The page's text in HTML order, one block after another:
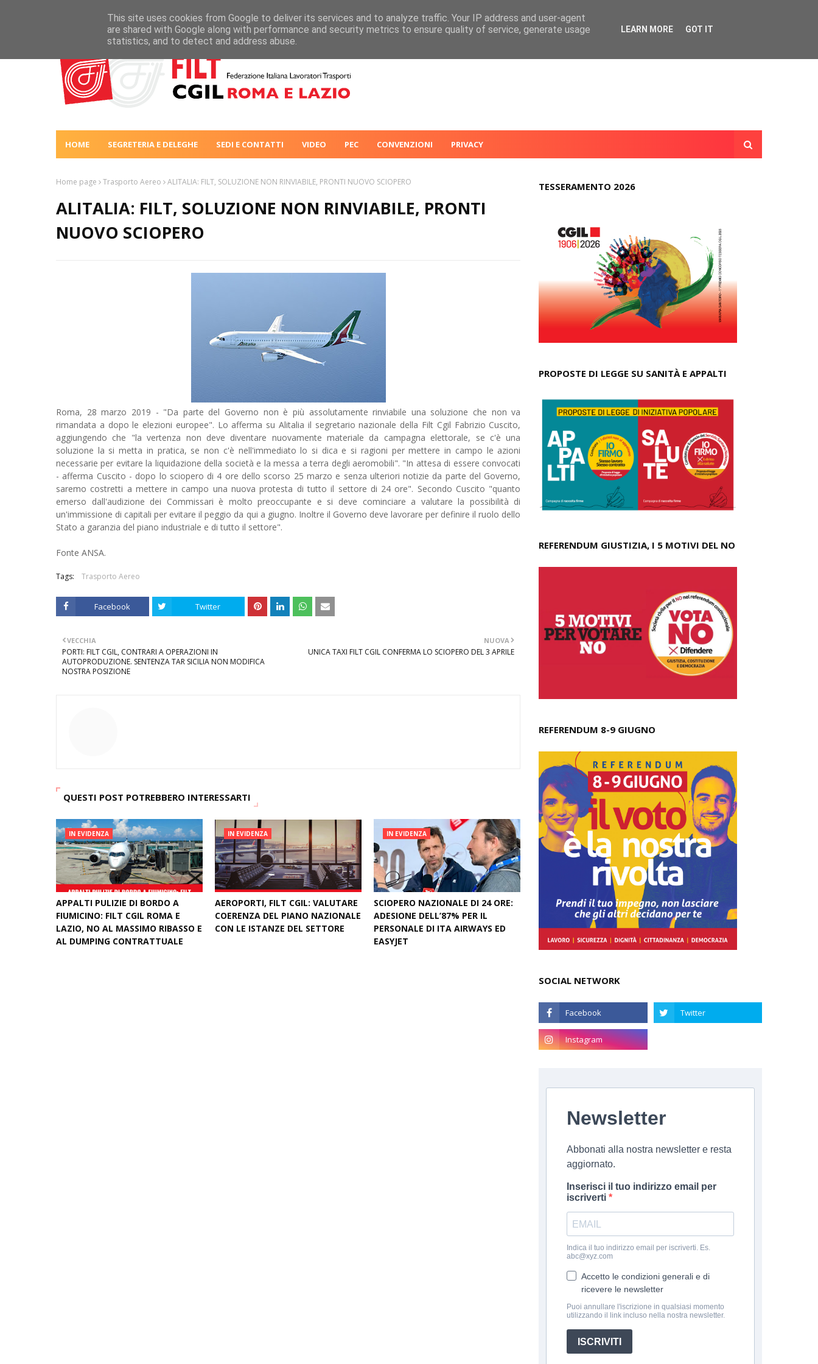
HOME SEGRETERIA E DELEGHE SEDI E CONTATTI VIDEO PEC CONVENZIONI PRIVACY
Home page Trasporto Aereo ALITALIA: FILT, SOLUZIONE NON RINVIABILE, PRONTI NUOVO SCIOPERO
ALITALIA: FILT, SOLUZIONE NON RINVIABILE, PRONTI
NUOVO SCIOPERO
Roma, 28 marzo 2019 - "Da parte del Governo non è più assolutamente rinviabile una soluzione che non va
rimandata a dopo le elezioni europee". Lo afferma su Alitalia il segretario nazionale della Filt Cgil Fabrizio Cuscito,
aggiungendo che "la vertenza non deve diventare nuovamente materiale da campagna elettorale, se c'è una
soluzione la si metta in pratica, se non c'è nell'immediato lo si dica e si ragioni per mettere in campo le azioni
necessarie per evitare la liquidazione della società e la messa a terra degli aeromobili". "In attesa di essere convocati
- afferma Cuscito - dopo lo sciopero di 4 ore dello scorso 25 marzo e senza ulteriori notizie da parte del Governo,
saremo costretti a mettere in campo una nuova protesta di tutto il settore di 24 ore". Secondo Cuscito "quanto
emerso dall'audizione dei Commissari è molto preoccupante e si deve cominciare a valutare la possibilità di
un'immissione di capitali per evitare il peggio da qui a giugno. Inoltre il Governo deve lavorare per definire il ruolo dello
Stato a garanzia del piano industriale e di tutto il settore".
Fonte ANSA.
Tags: Trasporto Aereo
Facebook Twitter
NUOVA
UNICA TAXI FILT CGIL CONFERMA LO SCIOPERO DEL 3 APRILE
VECCHIA
PORTI: FILT CGIL, CONTRARI A OPERAZIONI IN
AUTOPRODUZIONE. SENTENZA TAR SICILIA NON MODIFICA
NOSTRA POSIZIONE
QUESTI POST POTREBBERO INTERESSARTI
IN EVIDENZA
APPALTI PULIZIE DI BORDO A
FIUMICINO: FILT CGIL ROMA E
LAZIO, NO AL MASSIMO RIBASSO E
AL DUMPING CONTRATTUALE
IN EVIDENZA
AEROPORTI, FILT CGIL: VALUTARE
COERENZA DEL PIANO NAZIONALE
CON LE ISTANZE DEL SETTORE
IN EVIDENZA
SCIOPERO NAZIONALE DI 24 ORE:
ADESIONE DELL’87% PER IL
PERSONALE DI ITA AIRWAYS ED
EASYJET
TESSERAMENTO 2026
PROPOSTE DI LEGGE SU SANITÀ E APPALTI
REFERENDUM GIUSTIZIA, I 5 MOTIVI DEL NO
REFERENDUM 8-9 GIUGNO
SOCIAL NETWORK
Newsletter
Abbonati alla nostra newsletter e resta
aggiornato.
Inserisci il tuo indirizzo email per
iscriverti
Indica il tuo indirizzo email per iscriverti. Es.
abc@xyz.com
Accetto le condizioni generali e di
ricevere le newsletter
Puoi annullare l'iscrizione in qualsiasi momento
utilizzando il link incluso nella nostra newsletter.
ISCRIVITI
This site uses cookies from Google to deliver its services and to analyze traffic. Your IP address and user-agent
are shared with Google along with performance and security metrics to ensure quality of service, generate usage
statistics, and to detect and address abuse.
LEARN MORE GOT IT